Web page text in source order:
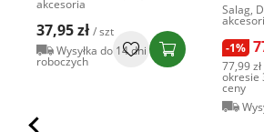
akcesoria
37,95 zł / szt
Wysyłka do 14 dni
roboczych
Salag,
-1%
77,99 zł
okresie
ceny